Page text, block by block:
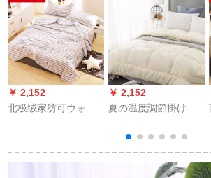
￥ 2,152
北极绒家纺可ウォー
调节されて挂けけま
￥ 2,152
夏の温度調節掛け布
メトルの年齢にシン
ガ夏に薄い布団1.8夏
に芯パメラ-黄180 x